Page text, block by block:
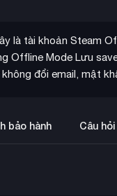
là tài khoản Steam
Offline Mode Lưu
đổi email, mật
bảo hành Câu